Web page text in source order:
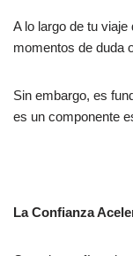
A lo largo de tu
momentos de duda
Sin embargo, es
es un componente
La Confianza